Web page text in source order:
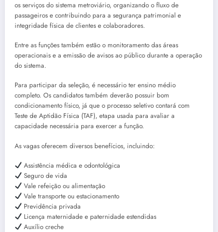
os serviços do sistema metroviário, organizando o fluxo de
passageiros e contribuindo para a segurança patrimonial e
integridade física de clientes e colaboradores.
Entre as funções também estão o monitoramento das áreas
operacionais e a emissão de avisos ao público durante a operação
do sistema.
Para participar da seleção, é necessário ter ensino médio
completo. Os candidatos também deverão possuir bom
condicionamento físico, já que o processo seletivo contará com
Teste de Aptidão Física (TAF), etapa usada para avaliar a
capacidade necessária para exercer a função.
As vagas oferecem diversos benefícios, incluindo:
Assistência médica e odontológica
Seguro de vida
Vale refeição ou alimentação
Vale transporte ou estacionamento
Previdência privada
Licença maternidade e paternidade estendidas
Auxílio creche